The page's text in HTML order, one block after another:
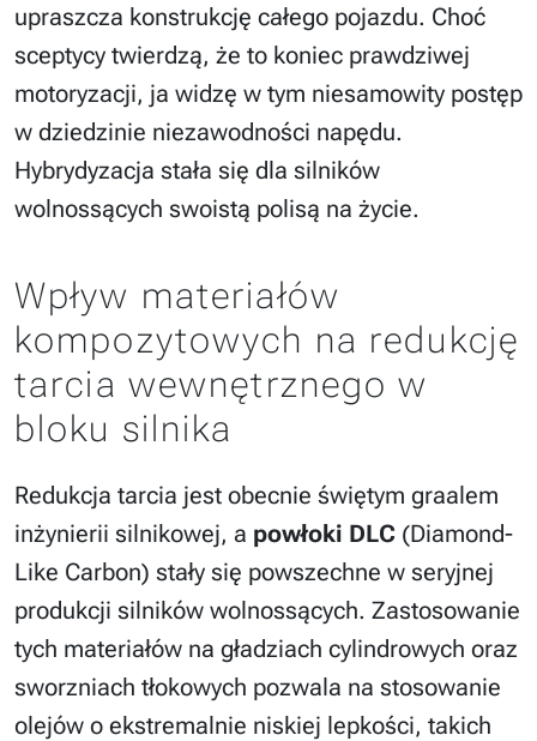
upraszcza konstrukcję całego pojazdu. Choć
sceptycy twierdzą, że to koniec prawdziwej
motoryzacji, ja widzę w tym niesamowity postęp
w dziedzinie niezawodności napędu.
Hybrydyzacja stała się dla silników
wolnossących swoistą polisą na życie.
Wpływ materiałów
kompozytowych na redukcję
tarcia wewnętrznego w
bloku silnika
Redukcja tarcia jest obecnie świętym graalem
inżynierii silnikowej, a powłoki DLC (Diamond-
Like Carbon) stały się powszechne w seryjnej
produkcji silników wolnossących. Zastosowanie
tych materiałów na gładziach cylindrowych oraz
sworzniach tłokowych pozwala na stosowanie
olejów o ekstremalnie niskiej lepkości, takich